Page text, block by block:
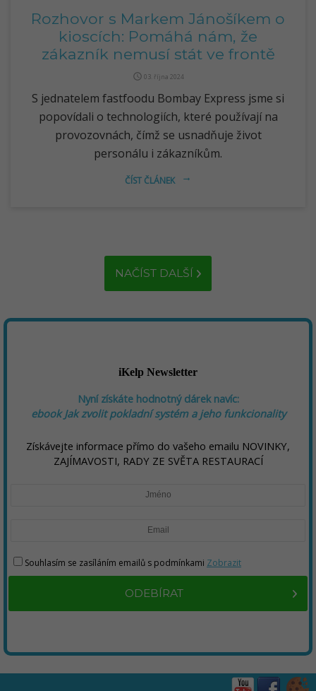
Rozhovor s Markem Jánošíkem o
kioscích: Pomáhá nám, že
zákazník nemusí stát ve frontě
query_builder 03. října 2024
S jednatelem fastfoodu Bombay Express jsme si
popovídali o technologiích, které používají na
provozovnách, čímž se usnadňuje život
personálu i zákazníkům.
arrow_right_alt
ČÍST ČLÁNEK
NAČÍST DALŠÍ
iKelp Newsletter
Nyní získáte hodnotný dárek navíc:
ebookJak zvolit pokladní systém a jeho funkcionality
Získávejte informace přímo do vašeho emailu NOVINKY,
ZAJÍMAVOSTI, RADY ZE SVĚTA RESTAURACÍ
Souhlasím se zasíláním emailů s podmínkami Zobrazit
ODEBÍRAT